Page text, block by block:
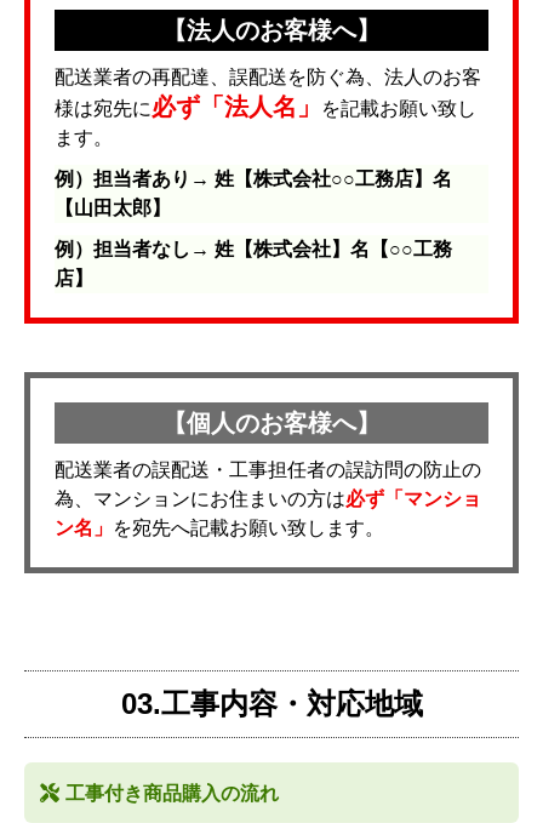
【法人のお客様へ】
配送業者の再配達、誤配送を防ぐ為、法人のお客
様は宛先に必ず「法人名」
を記載お願い致し
ます。
例）担当者あり→ 姓【株式会社○○工務店】名
【山田太郎】
例）担当者なし→ 姓【株式会社】名【○○工務
店】
【個人のお客様へ】
配送業者の誤配送・工事担任者の誤訪問の防止の
為、マンションにお住まいの方は必ず「マンショ
ン名」 を宛先へ記載お願い致します。
03.工事内容・対応地域
工事付き商品購入の流れ